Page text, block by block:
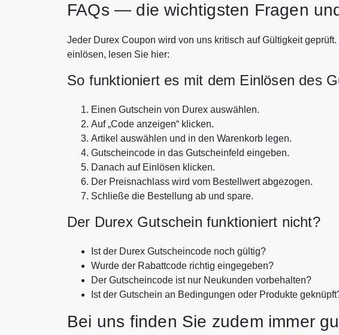
FAQs — die wichtigsten Fragen
Jeder Durex Coupon wird von uns kritisch auf Gültigkeit
einlösen, lesen Sie hier:
So funktioniert es mit dem Einlösen des
Einen Gutschein von Durex auswählen.
Auf „Code anzeigen“ klicken.
Artikel auswählen und in den Warenkorb legen.
Gutscheincode in das Gutscheinfeld eingeben.
Danach auf Einlösen klicken.
Der Preisnachlass wird vom Bestellwert abgezogen.
Schließe die Bestellung ab und spare.
Der Durex Gutschein funktioniert nicht?
Ist der Durex Gutscheincode noch gültig?
Wurde der Rabattcode richtig eingegeben?
Der Gutscheincode ist nur Neukunden vorbehalten?
Ist der Gutschein an Bedingungen oder Produkte
Bei uns finden Sie zudem immer